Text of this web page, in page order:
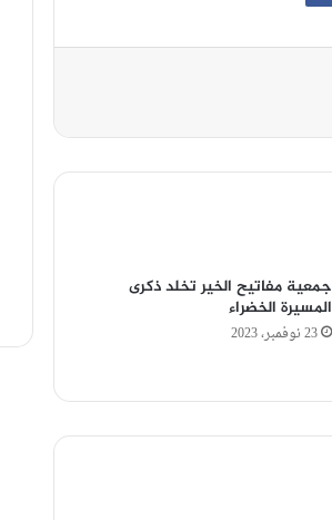
جمعية مفاتيح الخير تخلد ذكرى
المسيرة الخضراء
23 نوفمبر، 2023